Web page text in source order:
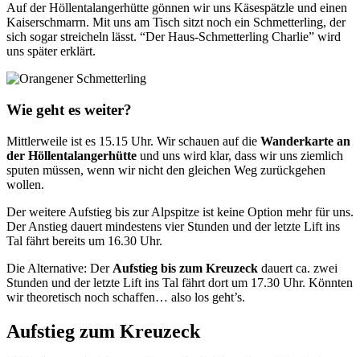
Auf der Höllentalangerhütte gönnen wir uns Käsespätzle und einen
Kaiserschmarrn. Mit uns am Tisch sitzt noch ein Schmetterling, der
sich sogar streicheln lässt. “Der Haus-Schmetterling Charlie” wird
uns später erklärt.
Wie geht es weiter?
Mittlerweile ist es 15.15 Uhr. Wir schauen auf die Wanderkarte an
der Höllentalangerhütte und uns wird klar, dass wir uns ziemlich
sputen müssen, wenn wir nicht den gleichen Weg zurückgehen
wollen.
Der weitere Aufstieg bis zur Alpspitze ist keine Option mehr für uns.
Der Anstieg dauert mindestens vier Stunden und der letzte Lift ins
Tal fährt bereits um 16.30 Uhr.
Die Alternative: Der Aufstieg bis zum Kreuzeck dauert ca. zwei
Stunden und der letzte Lift ins Tal fährt dort um 17.30 Uhr. Könnten
wir theoretisch noch schaffen… also los geht’s.
Aufstieg zum Kreuzeck